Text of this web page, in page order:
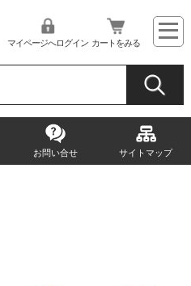
マイページへログイン カートをみる
お問い合せ サイトマップ